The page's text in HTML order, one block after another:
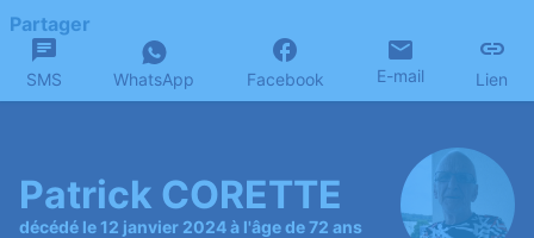
Partager
SMS WhatsApp Facebook E-mail Lien
Patrick CORETTE
décédé le 12 janvier 2024 à l'âge de 72 ans